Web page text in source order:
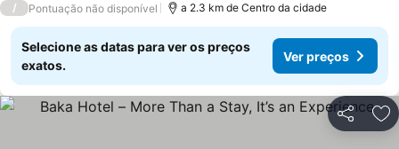
/ Pontuação não disponível a 2.3 km de Centro da cidade
Selecione as datas para ver os preços
exatos.
Ver preços
Partilhar